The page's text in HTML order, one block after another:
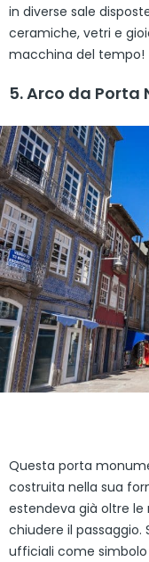
in diverse sale
ceramiche, vetri e
macchina del tempo!
5. Arco da Porta
Questa porta
costruita nella sua
estendeva già oltre le
chiudere il passaggio.
ufficiali come simbolo